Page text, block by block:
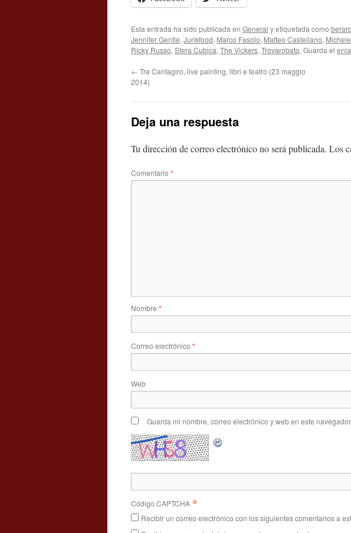
Esta entrada ha sido publicada en General y etiquetada como
Jennifer Gentle, Junkfood, Marco Fasolo, Matteo Castellano,
Ricky Russo, Sfera Cubica, The Vickers, Trovarobato. Guarda el
← Tra Cantagiro, live painting, libri e teatro (23 maggio
2014)
Deja una respuesta
Tu dirección de correo electrónico no será publicada. Los
Comentario *
Nombre *
Correo electrónico *
Web
Guarda mi nombre, correo electrónico y web en este
Código CAPTCHA *
Recibir un correo electrónico con los siguientes comentarios a